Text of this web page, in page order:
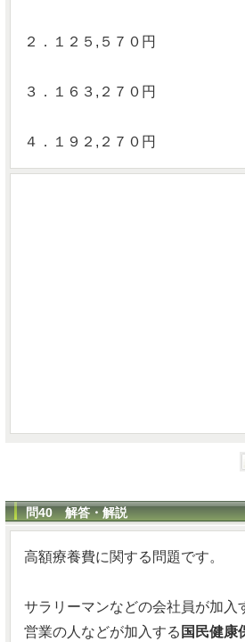
２．１２５,５７０円
３．１６３,２７０円
４．１９２,２７０円
問40 解答・解説
高額療養費に関する問題です。
サラリーマンなどの会社員が加入
営業の人などが加入する 国民健康